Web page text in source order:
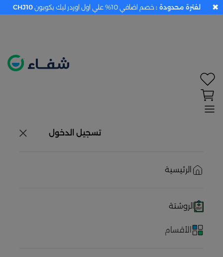
تسجيل الدخول
الرئيسية
الروشتة
الأقسام
لفترة محدودة : خصم اضافي 10% علي اول اوردر ليك بكوبون CHJ10 ✖